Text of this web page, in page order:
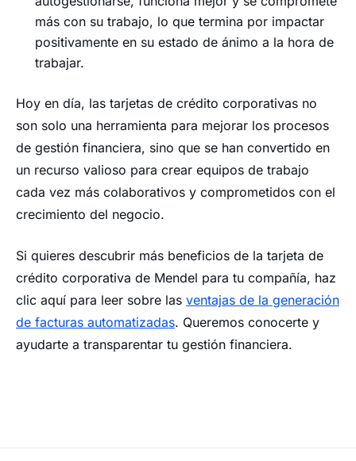
más con su trabajo, lo que termina por impactar
positivamente en su estado de ánimo a la hora de
trabajar.
Hoy en día, las tarjetas de crédito corporativas no
son solo una herramienta para mejorar los procesos
de gestión financiera, sino que se han convertido en
un recurso valioso para crear equipos de trabajo
cada vez más colaborativos y comprometidos con el
crecimiento del negocio.
Si quieres descubrir más beneficios de la tarjeta de
crédito corporativa de Mendel para tu compañía, haz
clic aquí para leer sobre las ventajas de la generación
de facturas automatizadas. Queremos conocerte y
ayudarte a transparentar tu gestión financiera.